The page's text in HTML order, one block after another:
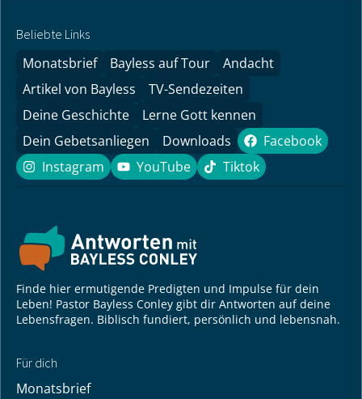
Beliebte Links
Monatsbrief Bayless auf Tour
Andacht
Artikel von Bayless
TV-Sendezeiten
Deine Geschichte
Lerne Gott kennen
Dein Gebetsanliegen
Downloads Facebook
Facebook
Instagram
Instagram YouTube
YouTube Tiktok
Tiktok
Finde hier ermutigende Predigten und Impulse für dein
Leben! Pastor Bayless Conley gibt dir Antworten auf deine
Lebensfragen. Biblisch fundiert, persönlich und lebensnah.
Für dich
Monatsbrief